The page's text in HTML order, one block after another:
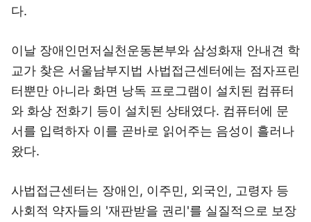
다.
이날 장애인먼저실천운동본부와 삼성화재 안내견 학
교가 찾은 서울남부지법 사법접근센터에는 점자프린
터뿐만 아니라 화면 낭독 프로그램이 설치된 컴퓨터
와 화상 전화기 등이 설치된 상태였다. 컴퓨터에 문
서를 입력하자 이를 곧바로 읽어주는 음성이 흘러나
왔다.
사법접근센터는 장애인, 이주민, 외국인, 고령자 등
사회적 약자들의 '재판받을 권리'를 실질적으로 보장